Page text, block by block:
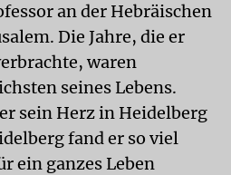
an der Hebräischen
Die Jahre, die er
waren
seines Lebens.
sein Herz in Heidelberg
fand er so viel
ein ganzes Leben